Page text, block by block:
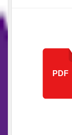
PDF